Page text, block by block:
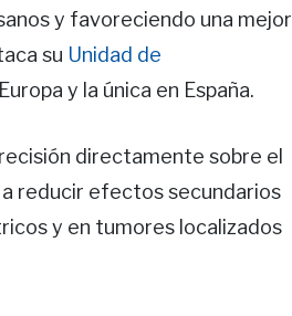
y favoreciendo una mejor
su Unidad de
y la única en España.
directamente sobre el
reducir efectos secundarios
y en tumores localizados